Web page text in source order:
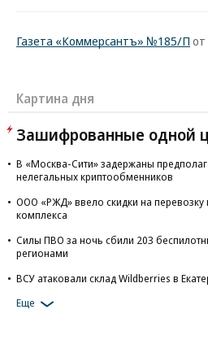
Газета «Коммерсантъ» №185/П от
Картина дня
Зашифрованные одной
В «Москва-Сити» задержаны
нелегальных криптообменников
ООО «РЖД» ввело скидки на перевозку
комплекса
Силы ПВО за ночь сбили 203
регионами
ВСУ атаковали склад Wildberries в
Еще